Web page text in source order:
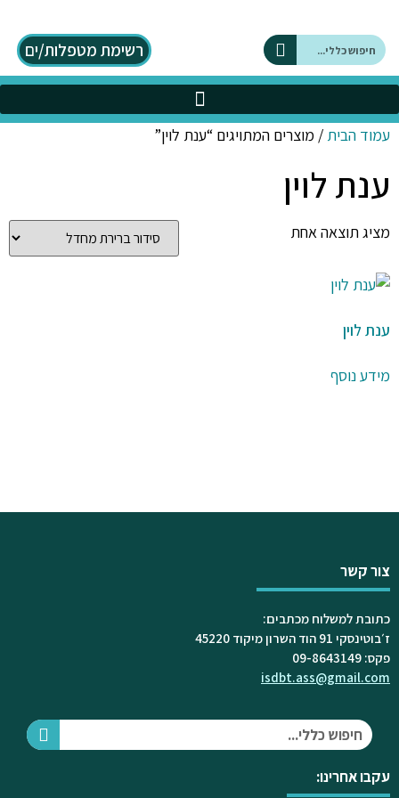
רשימת מטפלות/ים
עמוד הבית / מוצרים המתויגים “ענת לוין”
ענת לוין
מציג תוצאה אחת
ענת לוין
מידע נוסף
צור קשר
כתובת למשלוח מכתבים:
ז׳בוטינסקי 91 הוד השרון מיקוד 45220
פקס: 09-8643149
isdbt.ass@gmail.com
עקבו אחרינו: